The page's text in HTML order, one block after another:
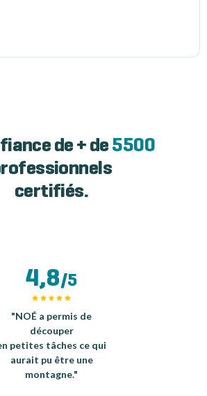
de + de 5500
certifiés.
4,8/5
"NOÉ a permis de
découper
petites tâches ce qui
aurait pu être une
montagne."